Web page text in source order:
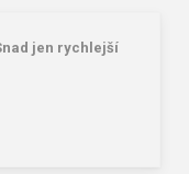
jen rychlejší